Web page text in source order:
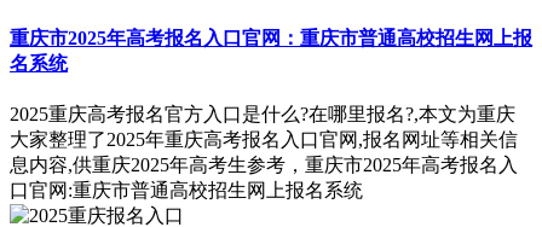
重庆市2025年高考报名入口官网：重庆市普通高校招生网上报
名系统
2025重庆高考报名官方入口是什么?在哪里报名?,本文为重庆
大家整理了2025年重庆高考报名入口官网,报名网址等相关信
息内容,供重庆2025年高考生参考，重庆市2025年高考报名入
口官网:重庆市普通高校招生网上报名系统